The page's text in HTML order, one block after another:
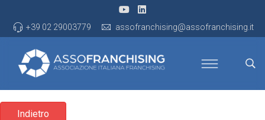
+39 02 29003779 assofranchising@assofranchising.it
Indietro